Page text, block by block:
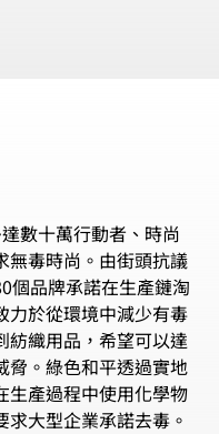
數十萬行動者、時尚
無毒時尚。由街頭抗議
個品牌承諾在生產鏈淘
力於從環境中減少有毒
紡織用品，希望可以達
脅。綠色和平透過實地
生產過程中使用化學物
大型企業承諾去毒。